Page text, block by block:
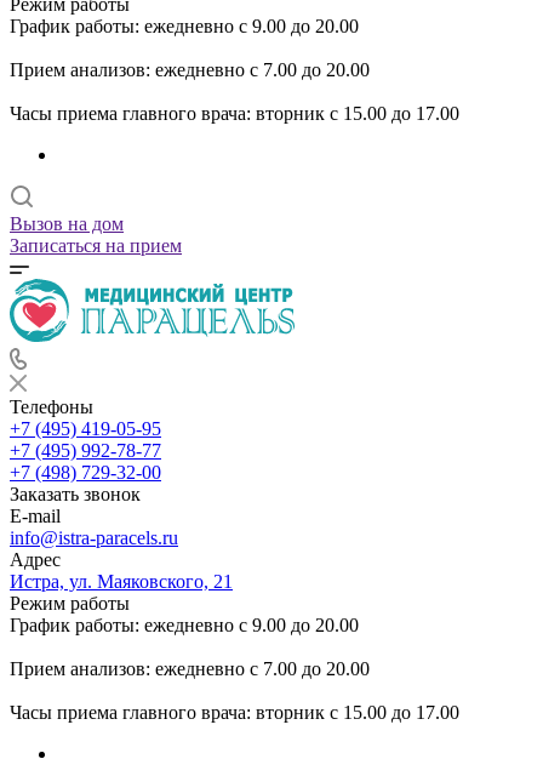
Режим работы
График работы: ежедневно с 9.00 до 20.00
Прием анализов: ежедневно с 7.00 до 20.00
Часы приема главного врача: вторник с 15.00 до 17.00
Вызов на дом
Записаться на прием
Телефоны
+7 (495) 419-05-95
+7 (495) 992-78-77
+7 (498) 729-32-00
Заказать звонок
E-mail
info@istra-paracels.ru
Адрес
Истра, ул. Маяковского, 21
Режим работы
График работы: ежедневно с 9.00 до 20.00
Прием анализов: ежедневно с 7.00 до 20.00
Часы приема главного врача: вторник с 15.00 до 17.00